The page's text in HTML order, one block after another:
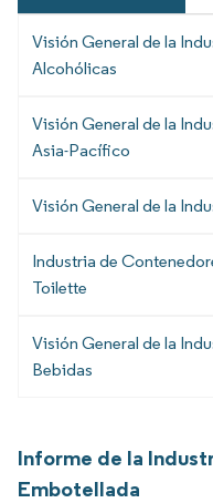
Visión General de la
Alcohólicas
Visión General de la
Asia-Pacífico
Visión General de la
Industria de
Toilette
Visión General de la
Bebidas
Informe de la
Embotellada